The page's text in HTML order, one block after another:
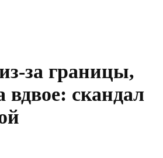
за границы,
вдвое: скандал